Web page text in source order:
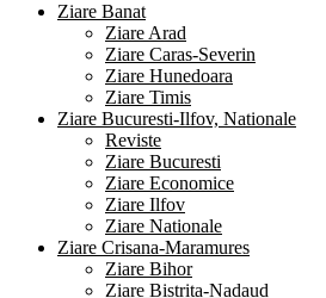
Ziare Banat
Ziare Arad
Ziare Caras-Severin
Ziare Hunedoara
Ziare Timis
Ziare Bucuresti-Ilfov, Nationale
Reviste
Ziare Bucuresti
Ziare Economice
Ziare Ilfov
Ziare Nationale
Ziare Crisana-Maramures
Ziare Bihor
Ziare Bistrita-Nadaud